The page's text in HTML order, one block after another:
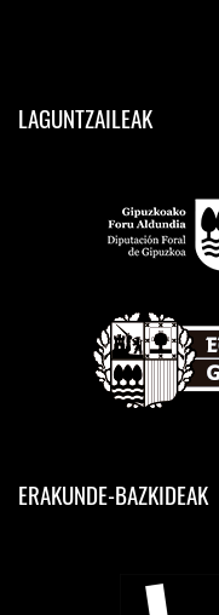
LAGUNTZAILEAK
ERAKUNDE-BAZKIDEAK